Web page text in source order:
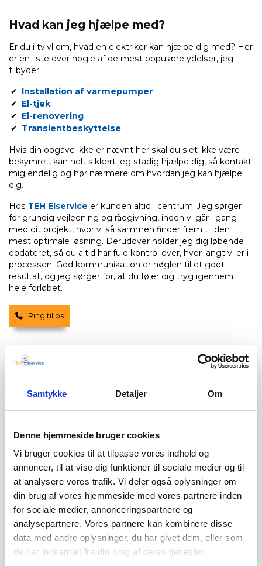
Samtykke Detaljer Om
Denne hjemmeside bruger cookies
Vi bruger cookies til at tilpasse vores indhold og
annoncer, til at vise dig funktioner til sociale medier og til
at analysere vores trafik. Vi deler også oplysninger om
din brug af vores hjemmeside med vores partnere inden
for sociale medier, annonceringspartnere og
analysepartnere. Vores partnere kan kombinere disse
data med andre oplysninger, du har givet dem, eller som
de har indsamlet fra din brug af deres tjenester.
Hvad kan jeg hjælpe med?
Er du i tvivl om, hvad en elektriker kan hjælpe dig med? Her
er en liste over nogle af de mest populære ydelser, jeg
tilbyder:
Installation af varmepumper
El-tjek
El-renovering
Transientbeskyttelse
Hvis din opgave ikke er nævnt her skal du slet ikke være
bekymret, kan helt sikkert jeg stadig hjælpe dig, så kontakt
mig endelig og hør nærmere om hvordan jeg kan hjælpe
dig.
Hos TEH Elservice er kunden altid i centrum. Jeg sørger
for grundig vejledning og rådgivning, inden vi går i gang
med dit projekt, hvor vi så sammen finder frem til den
mest optimale løsning. Derudover holder jeg dig løbende
opdateret, så du altid har fuld kontrol over, hvor langt vi er i
processen. God kommunikation er nøglen til et godt
resultat, og jeg sørger for, at du føler dig tryg igennem
hele forløbet.
Ring til os
Elektriker Langø pris
Jeg ved, at prisen er vigtig for mange, når det
din elektriker i Langø eller Bandholm
gennemsigtigt tilbud, så du ved præcis, hvad det er du
kommer til at betale for. Jeg tror på ærlighed og
leverer resultater, der matcher dine behov og dit
budget.
Min prissætning bliver baseret på en grundig
vurdering af din opgave, så du får den mest præcise
elektrikerpris i Askeby. Jeg forstår, at alle projekter er
forskellige, og jeg er dedikeret til at finde den rette
løsning, der giver dig mest værdi for pengene, uden at